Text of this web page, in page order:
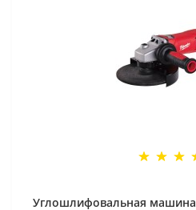
Углошлифовальная